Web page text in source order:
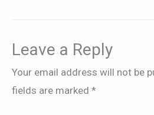
Leave a Reply
Your email address will not be
fields are marked *